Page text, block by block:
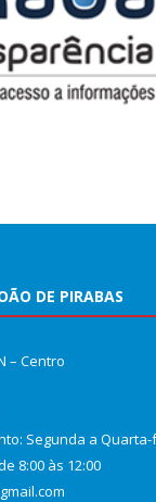
DE PIRABAS
– Centro
Segunda a Quarta-
8:00 às 12:00